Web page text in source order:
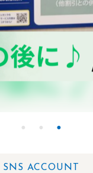
SNS ACCOUNT